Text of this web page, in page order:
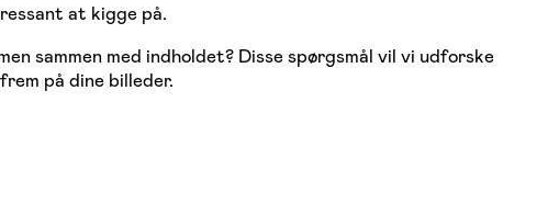
at kigge på.
sammen med indholdet? Disse spørgsmål vil vi udforske
på dine billeder.